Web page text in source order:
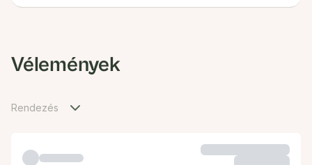
Vélemények
Rendezés